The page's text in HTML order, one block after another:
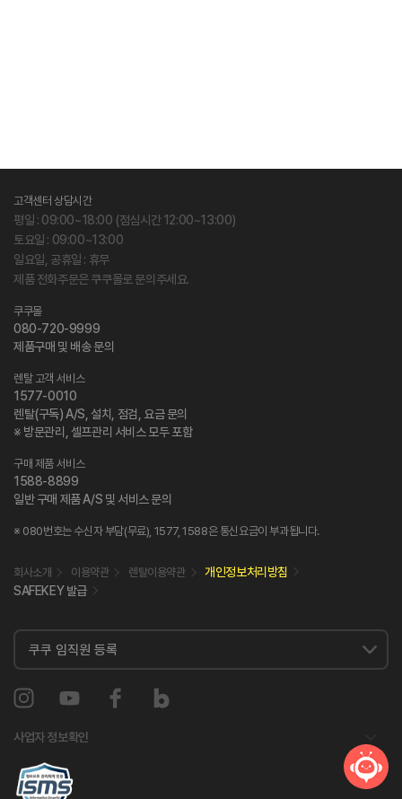
고객센터 상담시간
평일 : 09:00~18:00 (점심시간 12:00~13:00)
토요일 : 09:00~13:00
일요일, 공휴일 : 휴무
제품 전화주문은 쿠쿠몰로 문의주세요.
쿠쿠몰
080-720-9999
제품구매 및 배송 문의
렌탈 고객 서비스
1577-0010
렌탈(구독) A/S, 설치, 점검, 요금 문의
※ 방문관리, 셀프관리 서비스 모두 포함
구매 제품 서비스
1588-8899
일반 구매 제품 A/S 및 서비스 문의
※ 080번호는 수신자 부담(무료), 1577, 1588은 통신요금이 부과됩니다.
회사소개 이용약관 렌탈이용약관
개인정보처리방침
SAFEKEY 발급
사업자 정보확인